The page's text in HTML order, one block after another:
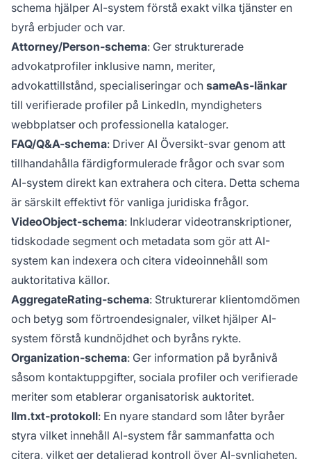
schema hjälper AI-system förstå exakt vilka tjänster en
byrå erbjuder och var.
Attorney/Person-schema: Ger strukturerade
advokatprofiler inklusive namn, meriter,
advokattillstånd, specialiseringar och sameAs-länkar
till verifierade profiler på LinkedIn, myndigheters
webbplatser och professionella kataloger.
FAQ/Q&A-schema: Driver AI Översikt-svar genom att
tillhandahålla färdigformulerade frågor och svar som
AI-system direkt kan extrahera och citera. Detta schema
är särskilt effektivt för vanliga juridiska frågor.
VideoObject-schema: Inkluderar videotranskriptioner,
tidskodade segment och metadata som gör att AI-
system kan indexera och citera videoinnehåll som
auktoritativa källor.
AggregateRating-schema: Strukturerar klientomdömen
och betyg som förtroendesignaler, vilket hjälper AI-
system förstå kundnöjdhet och byråns rykte.
Organization-schema: Ger information på byrånivå
såsom kontaktuppgifter, sociala profiler och verifierade
meriter som etablerar organisatorisk auktoritet.
llm.txt-protokoll: En nyare standard som låter byråer
styra vilket innehåll AI-system får sammanfatta och
citera, vilket ger detaljerad kontroll över AI-synligheten.